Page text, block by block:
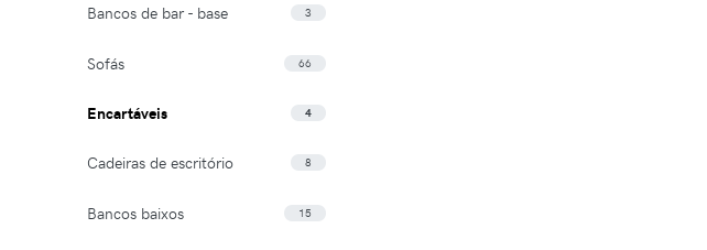
Bancos de bar - base 3
Sofás 66
Encartáveis 4
Cadeiras de escritório 8
Bancos baixos 15